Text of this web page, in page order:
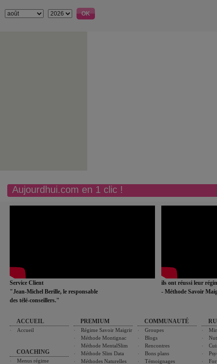
Aujourdhui.com en 1 clic !
Service Client
"Jean-Michel Berille, le responsable
des télé-conseillers."
ils ont réussi leur
- Méthode Savoir
ACCUEIL
Accueil
COACHING
Menus régime
PREMIUM
Régime Savoir Maigrir
Méthode Montignac
Méthode MentalSlim
Méthode Slim Data
Méthodes Naturelles
COMMUNAUTÉ
Groupes
Blogs
Rencontres
Bons plans
Témoignages